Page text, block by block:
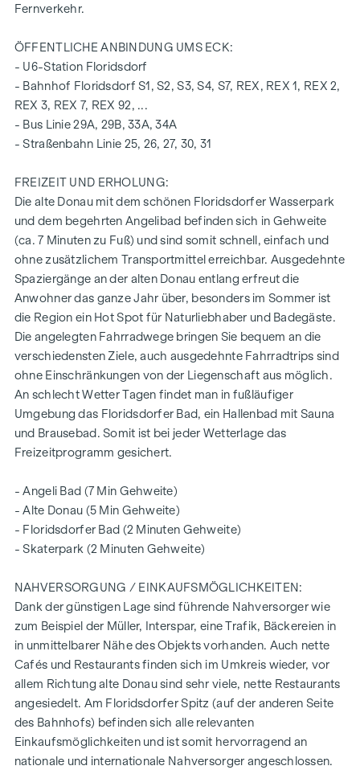
bodentiefe Holz-Alu-Fenster mit 3-fach Isolierverglasung
elektrische Raffstores für die äußere Beschattung
hochwertiger Echtholz Eichenparkettboden aus
Österreich
Anschlüsse für Küche mit Starkstrom
Feinsteinzeug 30 x 60 cm der Firma Marazzi
Keramik in Bad und WC der Marke Laufen "Pro"
Balkon mit Sichtschutz, Steckdose, Außenbeleuchtung
und Wasseranschluss
Ein Garagenplatz in der hauseigenen Tiefgarage kann
zusätzlich erworben werden.
Näher Infos entnehmen Sie bitte aus unserer Projektwebsite
www.fahrbachgasse6-8.at oder fragen Sie unser
kompetentes Beratungsteam!
HIGHLIGHTS
verkehrsberuhigte Einbahnstraße mit Übergang zur
Begegnungszone
geringe bis keine Lärmbelastung
Bildungsgrätzel)
2 Gehminuten zum Bahnhof Floridsdorf (U6, S-Bahnen,
Straßenbahnen, Busse)
6 Gehminuten zur Alten Donau
zertifiziertes Gebäude - zukunftsorientiert
für Eigennutzer und Anleger
intelligente Gegensprechanlage (via App steuerbar)
smartes Briefkastensystem mit Paketboxenanlage
Digitales Schwarzes Brett und smarte Hausverwaltung -
App „puck“
Gemeinschaftsraum für alle Bewohner (mit Kletterwand,
Tischfußball, Spieleecke, Sitzgelegenheiten,
vollausgestatteter Küche, Gemeinschaftsgarten
mit "Urban Gardening" Gemeinschaftsbeeten
Fernverkehr.
ÖFFENTLICHE ANBINDUNG UMS ECK:
- U6-Station Floridsdorf
- Bahnhof Floridsdorf S1, S2, S3, S4, S7, REX, REX 1, REX 2,
REX 3, REX 7, REX 92, ...
- Bus Linie 29A, 29B, 33A, 34A
- Straßenbahn Linie 25, 26, 27, 30, 31
FREIZEIT UND ERHOLUNG:
Die alte Donau mit dem schönen Floridsdorfer Wasserpark
und dem begehrten Angelibad befinden sich in Gehweite
(ca. 7 Minuten zu Fuß) und sind somit schnell, einfach und
ohne zusätzlichem Transportmittel erreichbar. Ausgedehnte
Spaziergänge an der alten Donau entlang erfreut die
Anwohner das ganze Jahr über, besonders im Sommer ist
die Region ein Hot Spot für Naturliebhaber und Badegäste.
Die angelegten Fahrradwege bringen Sie bequem an die
verschiedensten Ziele, auch ausgedehnte Fahrradtrips sind
ohne Einschränkungen von der Liegenschaft aus möglich.
An schlecht Wetter Tagen findet man in fußläufiger
Umgebung das Floridsdorfer Bad, ein Hallenbad mit Sauna
und Brausebad. Somit ist bei jeder Wetterlage das
Freizeitprogramm gesichert.
- Angeli Bad (7 Min Gehweite)
- Alte Donau (5 Min Gehweite)
- Floridsdorfer Bad (2 Minuten Gehweite)
- Skaterpark (2 Minuten Gehweite)
NAHVERSORGUNG / EINKAUFSMÖGLICHKEITEN:
Dank der günstigen Lage sind führende Nahversorger wie
zum Beispiel der Müller, Interspar, eine Trafik, Bäckereien in
in unmittelbarer Nähe des Objekts vorhanden. Auch nette
Cafés und Restaurants finden sich im Umkreis wieder, vor
allem Richtung alte Donau sind sehr viele, nette Restaurants
angesiedelt. Am Floridsdorfer Spitz (auf der anderen Seite
des Bahnhofs) befinden sich alle relevanten
Einkaufsmöglichkeiten und ist somit hervorragend an
nationale und internationale Nahversorger angeschlossen.